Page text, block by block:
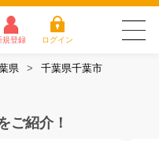
規登録 ログイン
探す
ム
県
千葉県千葉市
ご紹介！